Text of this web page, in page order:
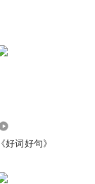
《好词好句》